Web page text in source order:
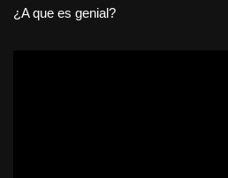
¿A que es genial?